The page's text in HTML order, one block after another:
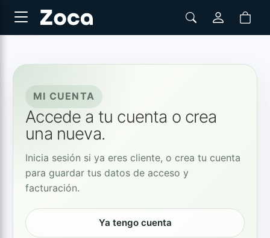
MI CUENTA
Accede a tu cuenta o crea
una nueva.
Inicia sesión si ya eres cliente, o crea tu cuenta
para guardar tus datos de acceso y
facturación.
Ya tengo cuenta